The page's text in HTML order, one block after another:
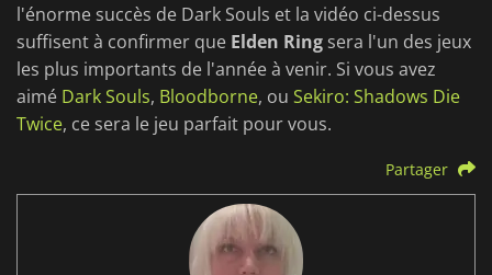
l'énorme succès de Dark Souls et la vidéo ci-dessus
suffisent à confirmer que Elden Ring sera l'un des jeux
les plus importants de l'année à venir. Si vous avez
aimé Dark Souls, Bloodborne, ou Sekiro: Shadows Die
Twice, ce sera le jeu parfait pour vous.
Partager